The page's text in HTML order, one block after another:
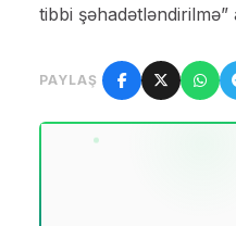
tibbi
PAYLAŞ